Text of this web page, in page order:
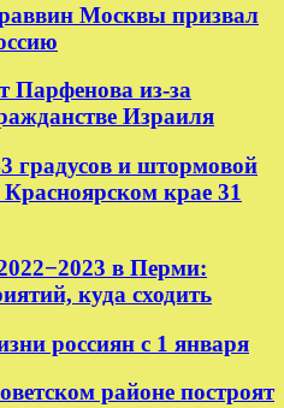
Москвы призвал
Парфенова из-за
Израиля
градусов и штормовой
крае 31
в Перми:
куда сходить
россиян с 1 января
районе построят